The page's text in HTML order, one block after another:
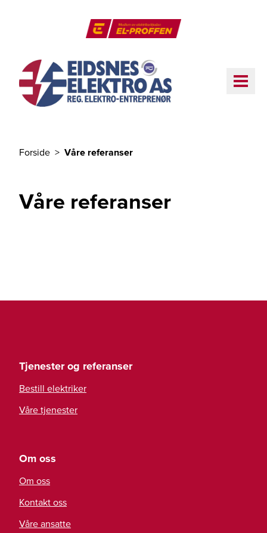
Forside Våre referanser
Våre referanser
Tjenester og referanser
Bestill elektriker
Våre tjenester
Om oss
Om oss
Kontakt oss
Våre ansatte